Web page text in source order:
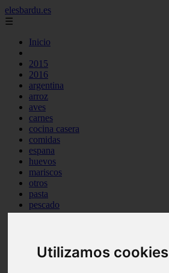
Utilizamos cookies
elesbardu.es
☰
Inicio
2015
2016
argentina
arroz
aves
carnes
cocina casera
comidas
espana
huevos
mariscos
otros
pasta
pescado
postres
tag
venezuela